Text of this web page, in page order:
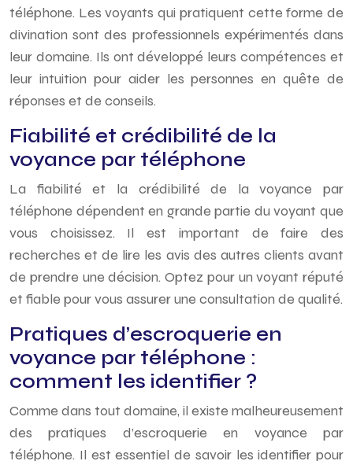
téléphone. Les voyants qui pratiquent cette forme de
divination sont des professionnels expérimentés dans
leur domaine. Ils ont développé leurs compétences et
leur intuition pour aider les personnes en quête de
réponses et de conseils.
Fiabilité et crédibilité de la
voyance par téléphone
La fiabilité et la crédibilité de la voyance par
téléphone dépendent en grande partie du voyant que
vous choisissez. Il est important de faire des
recherches et de lire les avis des autres clients avant
de prendre une décision. Optez pour un voyant réputé
et fiable pour vous assurer une consultation de qualité.
Pratiques d’escroquerie en
voyance par téléphone :
comment les identifier ?
Comme dans tout domaine, il existe malheureusement
des pratiques d’escroquerie en voyance par
téléphone. Il est essentiel de savoir les identifier pour